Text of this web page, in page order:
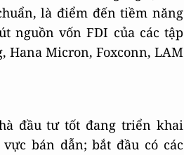
là điểm đến tiềm năng
nguồn vốn FDI của các tập
Hana Micron, Foxconn, LAM
đầu tư tốt đang triển khai
bán dẫn; bắt đầu có các